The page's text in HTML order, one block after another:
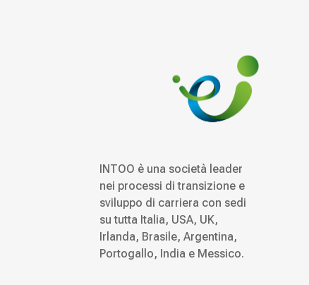
INTOO è una società leader
nei processi di transizione e
sviluppo di carriera con sedi
su tutta Italia, USA, UK,
Irlanda, Brasile, Argentina,
Portogallo, India e Messico.